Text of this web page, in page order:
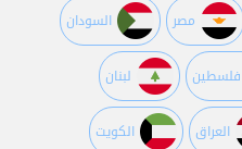
مصر السودان
فلسطين لبنان
العراق الكويت